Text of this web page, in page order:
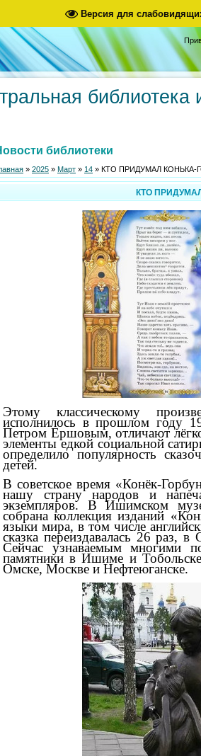
Версия для
библиотека
библиотеки
» 2025 » Март » 14 » КТО ПРИДУМАЛ КОНЬКА-
КТО
Этому классическому
исполнилось в прошлом году
Петром Ершовым, отличают
элементы едкой социальной
определило популярность
детей.
В советское время «Конёк-
нашу страну народов и
экземпляров. В Ишимском
собрана коллекция изданий
языки мира, в том числе
сказка переиздавалась 26 раз,
Сейчас узнаваемым многими
памятники в Ишиме и
Омске, Москве и Нефтеюганске.